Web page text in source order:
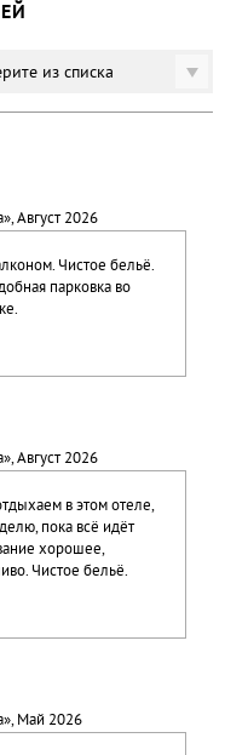
из списка
», Август 2026
Чистое бельё.
парковка во
», Август 2026
в этом отеле,
пока всё идёт
хорошее,
Чистое бельё.
», Май 2026